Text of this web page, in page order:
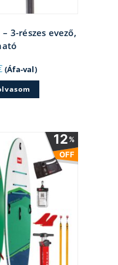
3-részes evező,
Current
price
is:
97 €.
(Áfa-val)
12%
OFF